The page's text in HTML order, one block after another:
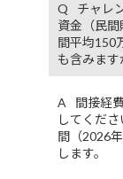
チャレ
資金（民
間平均150
も含みます
間接経
してくだ
間（2026
します。